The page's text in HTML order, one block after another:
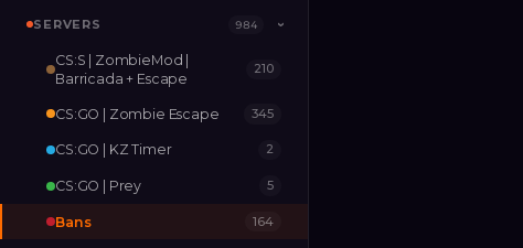
SERVERS 984 ›
MAPPING 533
RELEASES
SERVERS 984 ›
CS:S | ZombieMod |
Barricada + Escape
210
CS:GO | Zombie Escape 345
CS:GO | KZ Timer 2
CS:GO | Prey 5
Bans 164